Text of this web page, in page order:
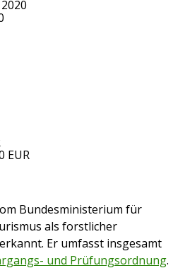
EUR
Bundesministerium für
als forstlicher
Er umfasst insgesamt
und Prüfungsordnung.